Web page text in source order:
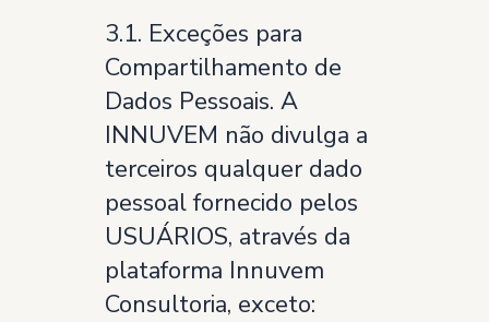
3.1. Exceções para
Compartilhamento de
Dados Pessoais. A
INNUVEM não divulga a
terceiros qualquer dado
pessoal fornecido pelos
USUÁRIOS, através da
plataforma Innuvem
Consultoria, exceto: